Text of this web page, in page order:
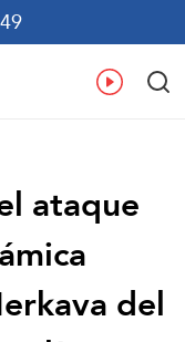
ataque
del